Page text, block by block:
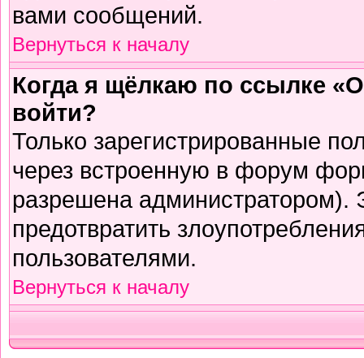
вами сообщений.
Вернуться к началу
Когда я щёлкаю по ссылке
войти?
Только зарегистрированные
через встроенную в форум
разрешена администратором).
предотвратить
пользователями.
Вернуться к началу